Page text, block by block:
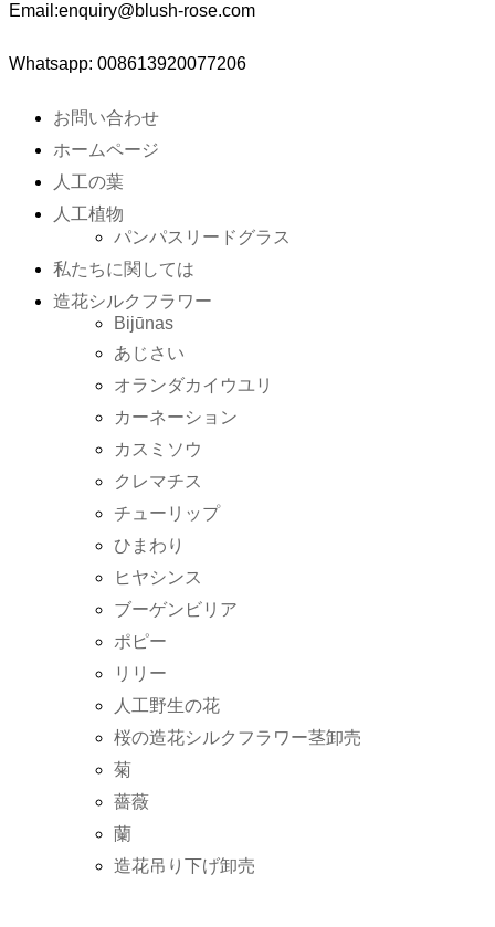
Email:enquiry@blush-rose.com
Whatsapp: 008613920077206
お問い合わせ
ホームページ
人工の葉
人工植物
パンパスリードグラス
私たちに関しては
造花シルクフラワー
Bijūnas
あじさい
オランダカイウユリ
カーネーション
カスミソウ
クレマチス
チューリップ
ひまわり
ヒヤシンス
ブーゲンビリア
ポピー
リリー
人工野生の花
桜の造花シルクフラワー茎卸売
菊
薔薇
蘭
造花吊り下げ卸売